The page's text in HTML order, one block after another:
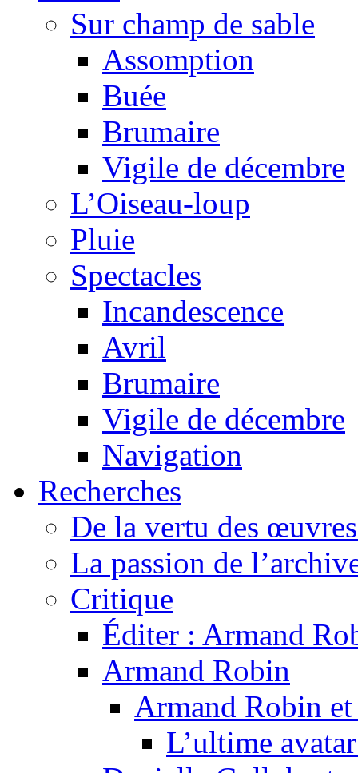
Sur champ de sable
Assomption
Buée
Brumaire
Vigile de décembre
L’Oiseau-loup
Pluie
Spectacles
Incandescence
Avril
Brumaire
Vigile de décembre
Navigation
Recherches
De la vertu des
La passion de
Critique
Éditer : Armand
Armand Robin
Armand Robin
L’ultime